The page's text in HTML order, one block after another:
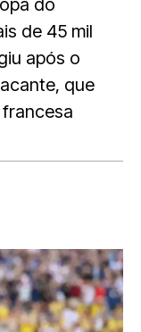
do
de 45 mil
após o
que